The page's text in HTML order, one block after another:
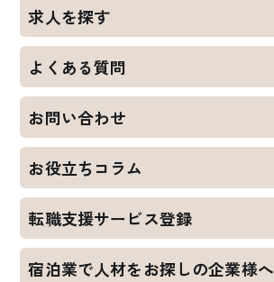
求人を探す
よくある質問
お問い合わせ
お役立ちコラム
転職支援サービス登録
宿泊業で人材をお探しの企業様へ